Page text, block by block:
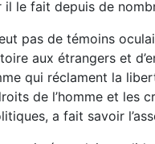
le fait depuis de
pas de témoins
aux étrangers et
qui réclament la
de l’homme et les
a fait savoir